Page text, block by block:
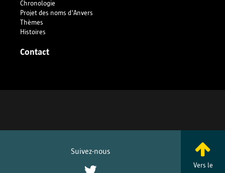
Chronologie
Projet des noms d'Anvers
Thèmes
Histoires
Contact
Suivez-nous
Vers le